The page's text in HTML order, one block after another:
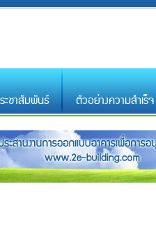
ะชาสัมพันธ์ ตัวอย่างความสำเร็จ